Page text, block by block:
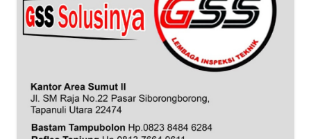
PERSONA
WAHANA
HEALTH